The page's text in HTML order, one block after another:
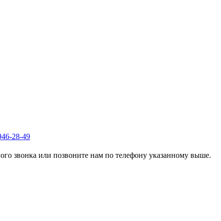
28-49
звонка или позвоните нам по телефону указанному выше.